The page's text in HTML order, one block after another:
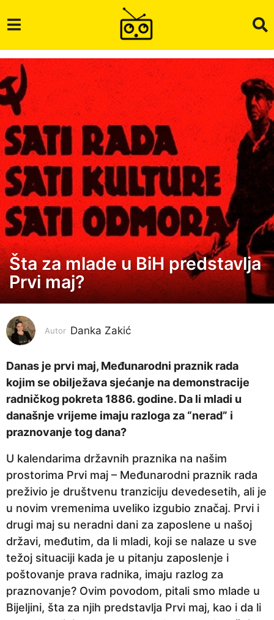
3
g
o
i
n
e
p
r
i
j
3
g
o
d
i
n
e
p
r
i
Šta za mlade u BiH predstavlja
Prvi maj?
Autor Danka Zakić
Danas je prvi maj, Međunarodni praznik rada
kojim se obilježava sjećanje na demonstracije
radničkog pokreta 1886. godine. Da li mladi u
današnje vrijeme imaju razloga za “nerad” i
praznovanje tog dana?
U kalendarima državnih praznika na našim
prostorima Prvi maj – Međunarodni praznik rada
preživio je društvenu tranziciju devedesetih, ali je
u novim vremenima uveliko izgubio značaj. Prvi i
drugi maj su neradni dani za zaposlene u našoj
državi, međutim, da li mladi, koji se nalaze u sve
težoj situaciji kada je u pitanju zaposlenje i
poštovanje prava radnika, imaju razlog za
praznovanje? Ovim povodom, pitali smo mlade u
Bijeljini, šta za njih predstavlja Prvi maj, kao i da li